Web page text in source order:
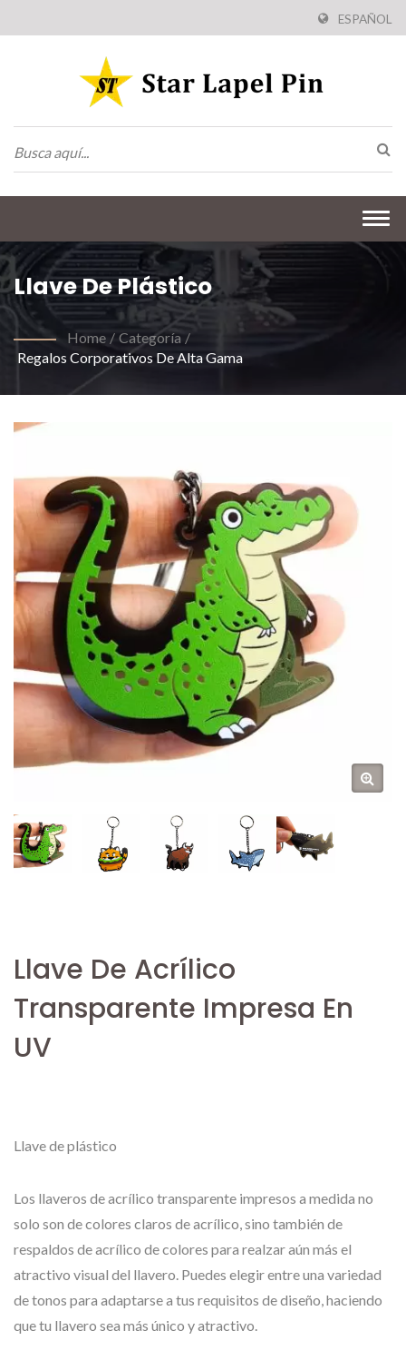
ESPAÑOL
Llave De Plástico
Home / Categoría /
Regalos Corporativos De Alta Gama
Llave De Acrílico
Transparente Impresa En
UV
Llave de plástico
Los llaveros de acrílico transparente impresos a medida no
solo son de colores claros de acrílico, sino también de
respaldos de acrílico de colores para realzar aún más el
atractivo visual del llavero. Puedes elegir entre una variedad
de tonos para adaptarse a tus requisitos de diseño, haciendo
que tu llavero sea más único y atractivo.